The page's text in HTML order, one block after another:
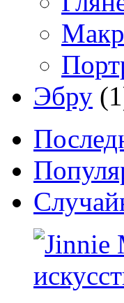
Эбру